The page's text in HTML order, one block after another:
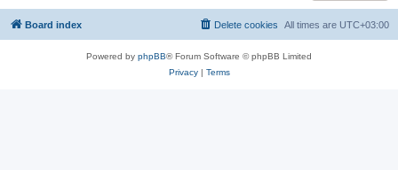
Board index All times are UTC+03:00
Delete cookies
Powered by phpBB® Forum Software © phpBB Limited
Privacy| Terms